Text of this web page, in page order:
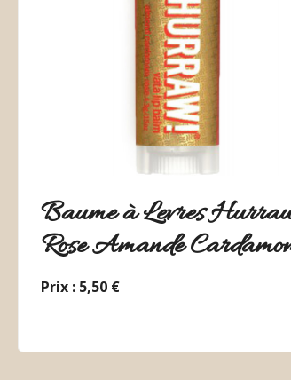
Baume à Levres
Rose Amande
Prix : 5,50 €